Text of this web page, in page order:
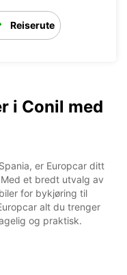
Reiserute
i Conil med
er Europcar ditt
et bredt utvalg av
for bykjøring til
alt du trenger
og praktisk.